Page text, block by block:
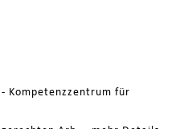
Kompetenzzentrum für